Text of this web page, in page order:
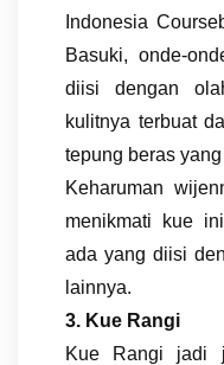
Indonesia
Basuki, onde-
diisi dengan
kulitnya terbuat
tepung beras
Keharuman
menikmati kue
ada yang diisi
lainnya.
3. Kue Rangi
Kue Rangi jadi